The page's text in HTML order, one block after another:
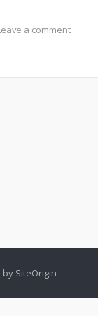
a comment
by SiteOrigin